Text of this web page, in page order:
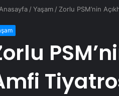
Anasayfa /Yaşam / Zorlu PSM’nin